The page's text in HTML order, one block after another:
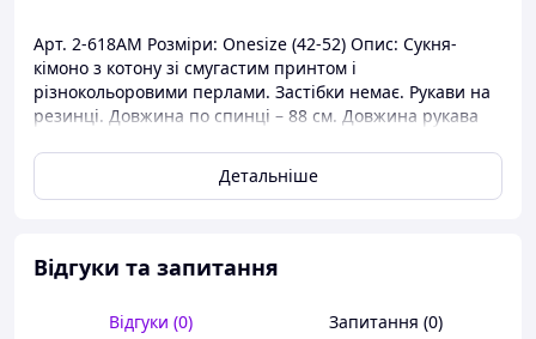
Арт. 2-618АМ Розміри: Onesize (42-52) Опис: Сукня-
кімоно з котону зі смугастим принтом і
різнокольоровими перлами. Застібки немає. Рукави на
резинці. Довжина по спинці – 88 см. Довжина рукава
Детальніше
Відгуки та запитання
Відгуки (0) Запитання (0)